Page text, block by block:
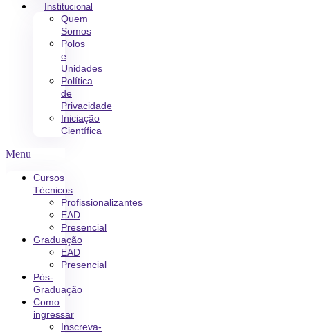
Institucional
Quem
Somos
Polos
e
Unidades
Política
de
Privacidade
Iniciação
Científica
Menu
Cursos
Técnicos
Profissionalizantes
EAD
Presencial
Graduação
EAD
Presencial
Pós-
Graduação
Como
ingressar
Inscreva-